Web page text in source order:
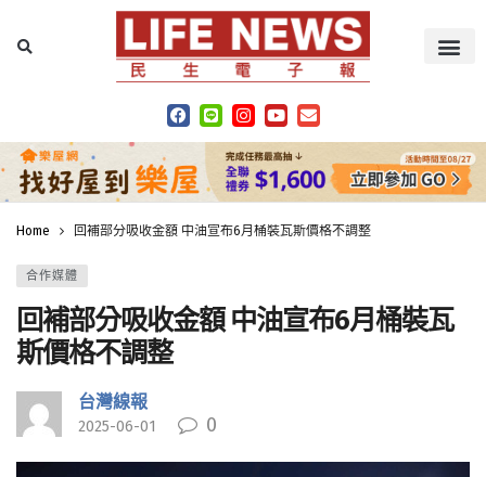
Home 回補部分吸收金額 中油宣布6月桶裝瓦斯價格不調整
合作媒體
回補部分吸收金額 中油宣布6月桶裝瓦
斯價格不調整
台灣線報
2025-06-01 0